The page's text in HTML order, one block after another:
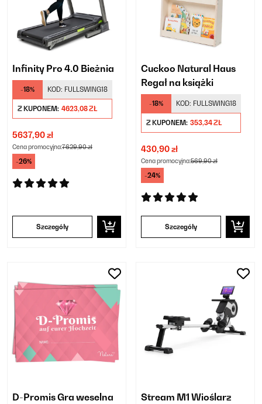
Infinity Pro 4.0 Bieżnia
-18% KOD: FULLSWING18
Z KUPONEM: 4623,08 ZŁ
5637,90 zł
Cena promocyjna:7629,90 zł
-26%
Szczegóły
Cuckoo Natural Haus
Regał na książki
-18% KOD: FULLSWING18
Z KUPONEM: 353,34 ZŁ
430,90 zł
Cena promocyjna:569,90 zł
-24%
Szczegóły
D-Promis Gra weselna
Stream M1 Wioślarz